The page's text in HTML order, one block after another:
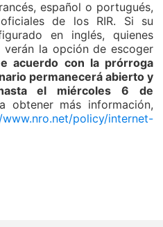
español o portugués,
de los RIR. Si su
en inglés, quienes
la opción de escoger
acuerdo con la prórroga
permanecerá abierto y
el miércoles 6 de
obtener más información,
policy/internet-